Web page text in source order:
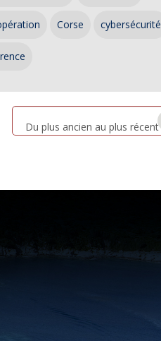
Corse cybersécurité
Du plus ancien au plus récent